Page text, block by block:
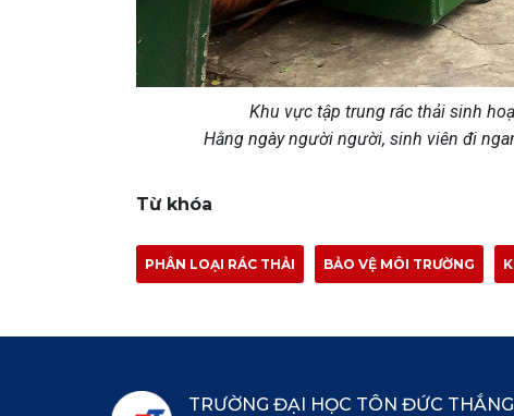
Khu vực tập trung rác thải sinh
Hằng ngày người người, sinh viên đi
Từ khóa
PHÂN LOẠI RÁC THẢI BẢO VỆ MÔI TRƯỜNG
TRƯỜNG ĐẠI HỌC TÔN ĐỨC THẮNG